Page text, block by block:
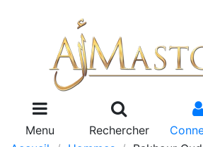
Menu Rechercher